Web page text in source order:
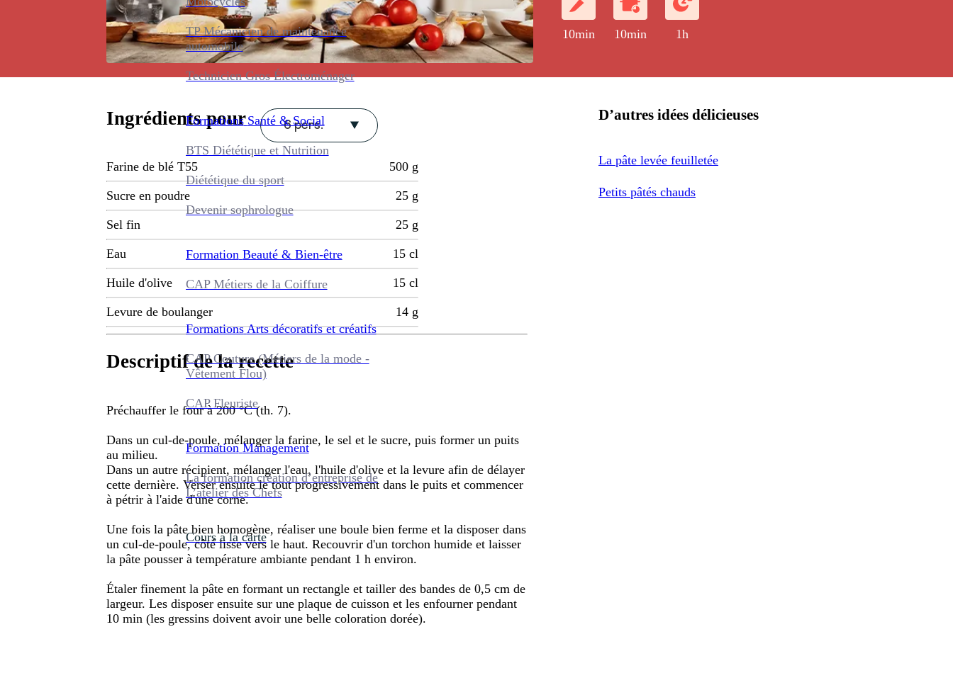
TP Mécanicien de maintenance
automobile
Technicien Gros Électroménager
Formations Santé & Social
BTS Diététique et Nutrition
Diététique du sport
Devenir sophrologue
Formation Beauté & Bien-être
CAP Métiers de la Coiffure
Formations Arts décoratifs et créatifs
CAP Couture (Métiers de la mode -
Vêtement Flou)
CAP Fleuriste
Formation Management
La formation création d’entreprise de
L’atelier des Chefs
Cours à la carte
10min 10min 1h
Ingrédients pour 6 pers.
Farine de blé T55 500 g
Sucre en poudre 25 g
Sel fin 25 g
Eau 15 cl
Huile d'olive 15 cl
Levure de boulanger 14 g
Descriptif de la recette
Préchauffer le four à 200 °C (th. 7).
Dans un cul-de-poule, mélanger la farine, le sel et le sucre, puis former un puits
au milieu.
Dans un autre récipient, mélanger l'eau, l'huile d'olive et la levure afin de délayer
cette dernière. Verser ensuite le tout progressivement dans le puits et commencer
à pétrir à l'aide d'une corne.
Une fois la pâte bien homogène, réaliser une boule bien ferme et la disposer dans
un cul-de-poule, côté lisse vers le haut. Recouvrir d'un torchon humide et laisser
la pâte pousser à température ambiante pendant 1 h environ.
Étaler finement la pâte en formant un rectangle et tailler des bandes de 0,5 cm de
largeur. Les disposer ensuite sur une plaque de cuisson et les enfourner pendant
10 min (les gressins doivent avoir une belle coloration dorée).
D’autres idées délicieuses
La pâte levée feuilletée
Petits pâtés chauds